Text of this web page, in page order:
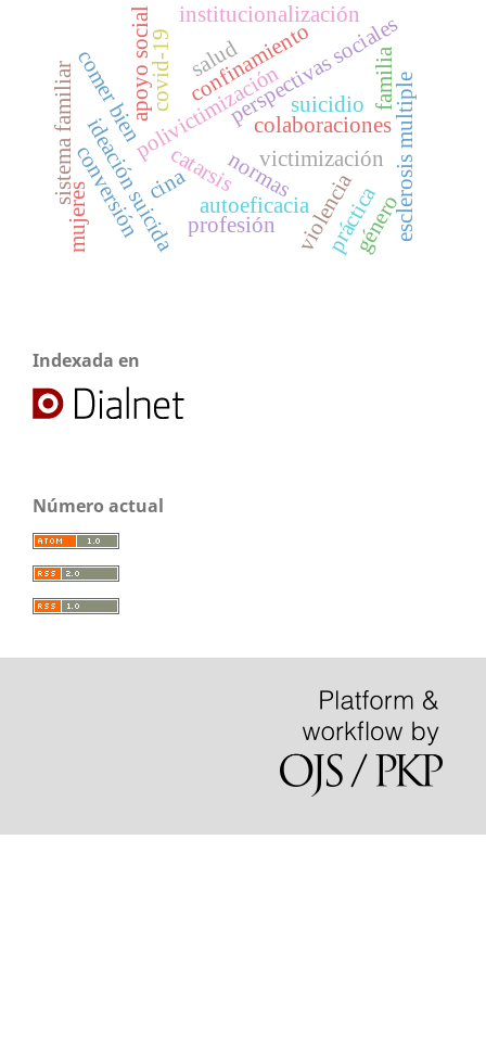
normas
colaboraciones
perspectivas sociales
victimización
polivictimización suicidio
covid-19 confinamiento
ideación suicida autoeficacia esclerosis multiple
apoyo social
catarsis
conversión
familia
violencia
institucionalización
práctica
sistema familiar
salud
género
mujeres profesión
comer bien
cina
Indexada en
Número actual